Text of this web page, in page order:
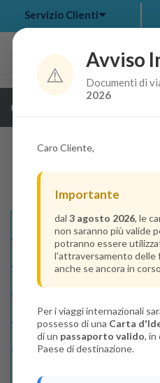
my bookings
Servizio Clienti
Guarda i dettagli della
Lascia La
⚠️
Avviso
Documenti di
2026
Caro Cliente,
Importante
dal 3 agosto 2026, le
non saranno più valide
potranno essere
l'attraversamento delle
anche se ancora in
Per i viaggi internazionali
possesso di una Carta
di un passaporto valido, in
Paese di destinazione.